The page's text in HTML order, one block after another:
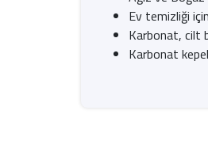
Ev temizliği
Karbonat, cilt
Karbonat